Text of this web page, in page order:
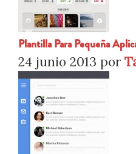
Plantilla Para Pequeña
24 junio 2013 por